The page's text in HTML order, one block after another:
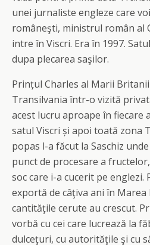
unei jurnaliste engleze care
româneşti, ministrul român al
intre în Viscri. Era în 1997.
dupa plecarea saşilor.
Prințul Charles al Marii
Transilvania într-o vizită
acest lucru aproape în fiecare
satul Viscri și apoi toată zona
popas l-a făcut la Saschiz
punct de procesare a
soc care i-a cucerit pe englezi.
exportă de câţiva ani în Marea
cantităţile cerute au crescut.
vorbă cu cei care lucrează la
dulceţuri, cu autorităţile şi cu